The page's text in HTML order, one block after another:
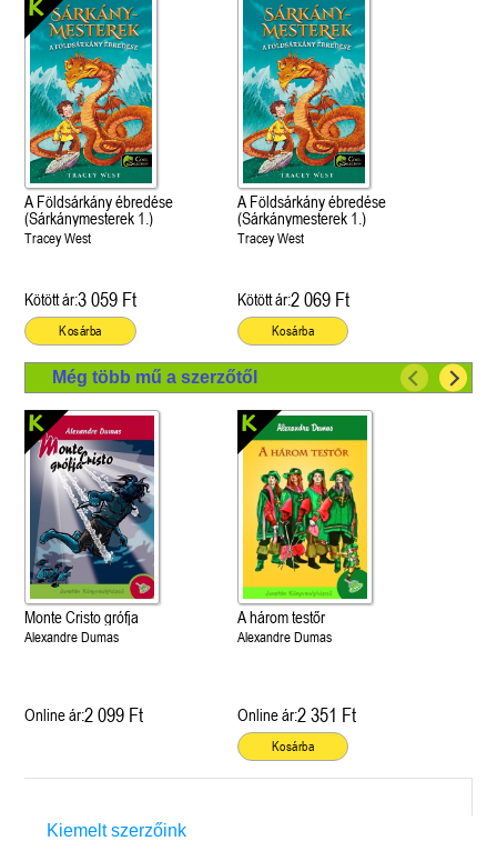
A Földsárkány ébredése
(Sárkánymesterek 1.)
Tracey West
Kötött ár:3 059 Ft
Kosárba
A Földsárkány ébredése
(Sárkánymesterek 1.)
Tracey West
Kötött ár:2 069 Ft
Kosárba
Még több mű a szerzőtől
Monte Cristo grófja
Alexandre Dumas
Online ár:2 099 Ft
A három testőr
Alexandre Dumas
Online ár:2 351 Ft
Kosárba
Kiemelt szerzőink